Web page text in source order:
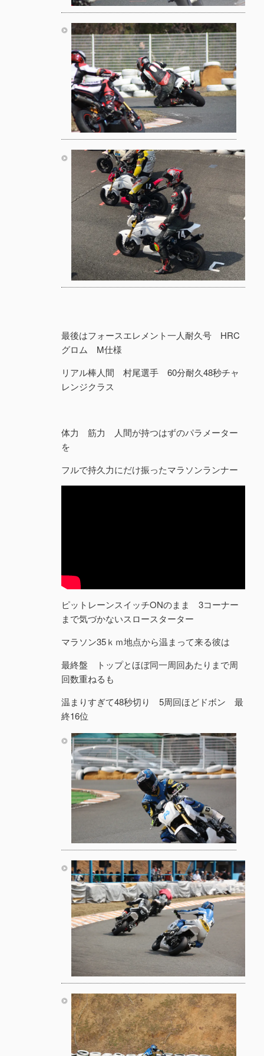
最後はフォースエレメント一人耐久号 HRC
グロム M仕様
リアル棒人間 村尾選手 60分耐久48秒チャ
レンジクラス
体力 筋力 人間が持つはずのパラメーター
を
フルで持久力にだけ振ったマラソンランナー
ピットレーンスイッチONのまま 3コーナー
まで気づかないスロースターター
マラソン35ｋｍ地点から温まって来る彼は
最終盤 トップとほぼ同一周回あたりまで周
回数重ねるも
温まりすぎて48秒切り 5周回ほどドボン 最
終16位